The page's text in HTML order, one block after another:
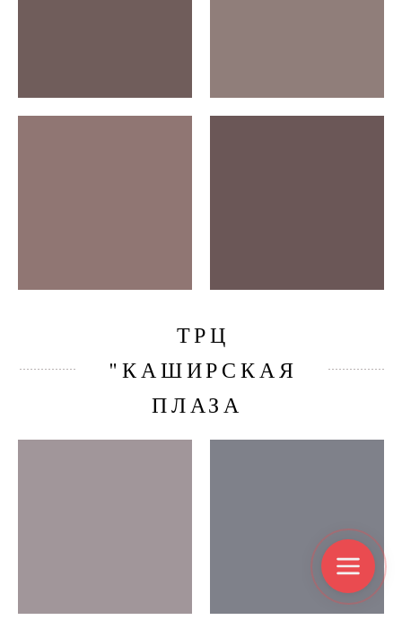
ТРЦ
"КАШИРСКАЯ
ПЛАЗА